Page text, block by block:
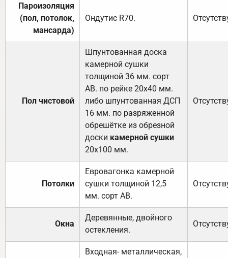
Пароизоляция
(пол, потолок,
мансарда)
Ондутис R70.
Пол чистовой
Шпунтованная доска
камерной сушки
толщиной 36 мм. сорт
АВ. по рейке 20х40 мм.
либо шпунтованная ДСП
16 мм. по разряженной
обрешётке из обрезной
доски камерной сушки
20х100 мм.
Потолки
Евровагонка камерной
сушки толщиной 12,5
мм. сорт АВ.
Окна
Деревянные, двойного
остекления.
Входная- металлическая,